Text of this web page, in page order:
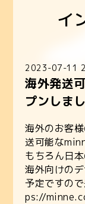
イ
2023-07-11
海外発送
プンしま
海外のお客
送可能な
もちろん日
海外向けの
予定ですの
ps://